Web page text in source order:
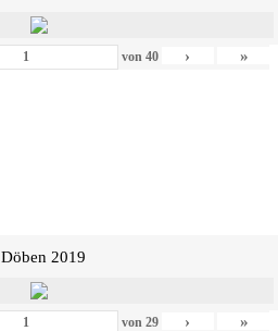
von 40 › »
Döben 2019
von 29 › »